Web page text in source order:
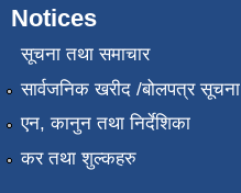
Notices
सूचना तथा समाचार
सार्वजनिक खरीद /बोलपत्र सूचना
एन, कानुन तथा निर्देशिका
कर तथा शुल्कहरु